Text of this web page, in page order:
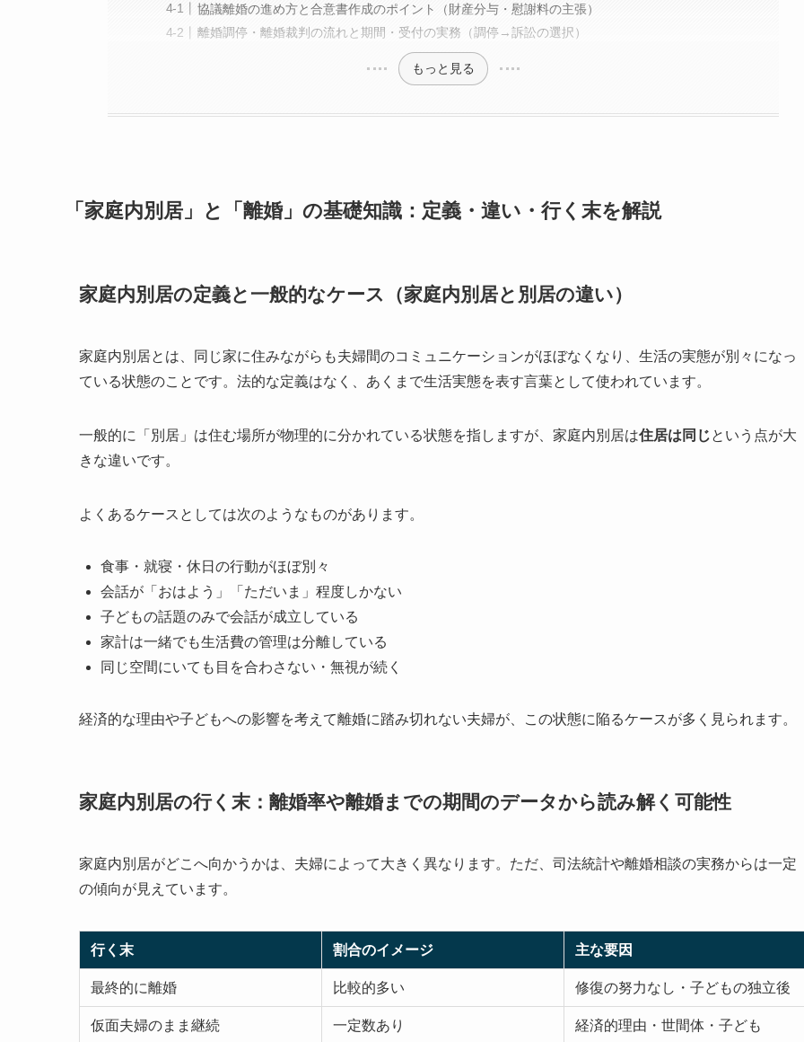
協議離婚の進め方と合意書作成のポイント（財産分与・慰謝料の主張）
離婚調停・離婚裁判の流れと期間・受付の実務（調停→訴訟の選択）
もっと見る
「家庭内別居」と「離婚」の基礎知識：定義・違い・行く末を解説
家庭内別居の定義と一般的なケース（家庭内別居と別居の違い）
家庭内別居とは、同じ家に住みながらも夫婦間のコミュニケーションがほぼなくなり、生活の実態が別々になっ
ている状態のことです。法的な定義はなく、あくまで生活実態を表す言葉として使われています。
一般的に「別居」は住む場所が物理的に分かれている状態を指しますが、家庭内別居は住居は同じという点が大
きな違いです。
よくあるケースとしては次のようなものがあります。
食事・就寝・休日の行動がほぼ別々
会話が「おはよう」「ただいま」程度しかない
子どもの話題のみで会話が成立している
家計は一緒でも生活費の管理は分離している
同じ空間にいても目を合わさない・無視が続く
経済的な理由や子どもへの影響を考えて離婚に踏み切れない夫婦が、この状態に陥るケースが多く見られます。
家庭内別居の行く末：離婚率や離婚までの期間のデータから読み解く可能性
家庭内別居がどこへ向かうかは、夫婦によって大きく異なります。ただ、司法統計や離婚相談の実務からは一定
の傾向が見えています。
行く末 割合のイメージ 主な要因
最終的に離婚 比較的多い 修復の努力なし・子どもの独立後
仮面夫婦のまま継続 一定数あり 経済的理由・世間体・子ども